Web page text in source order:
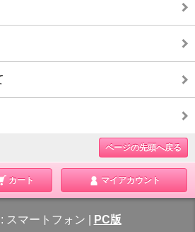
ページの先頭へ戻る
カート マイアカウント
スマートフォン PC版